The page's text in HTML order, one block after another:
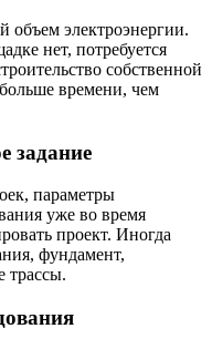
объем электроэнергии.
нет, потребуется
собственной
времени, чем
задание
параметры
уже во время
проект. Иногда
фундамент,
трассы.